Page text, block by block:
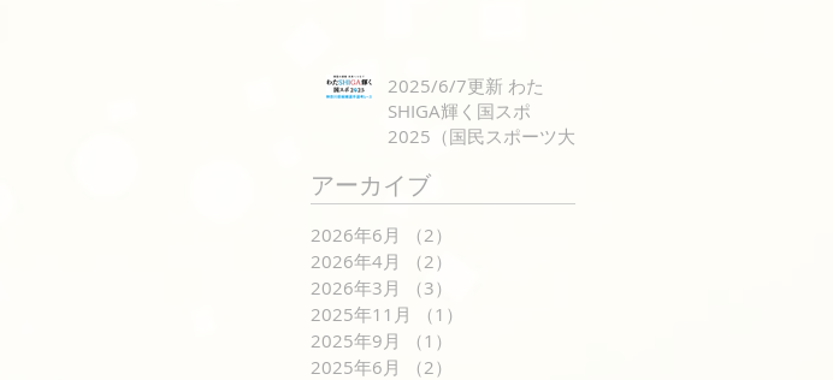
2025/6/7更新 わた
SHIGA輝く国スポ
2025（国民スポーツ大
考のご案内
アーカイブ
2026年6月 （2）
2026年4月
（2）
2026年3月
（3）
2025年11月
（1）
2025年9月
（1）
2025年6月
（2）